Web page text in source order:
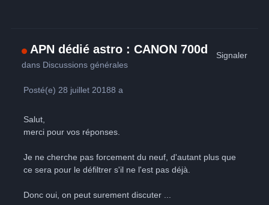
APN dédié astro : CANON 700d
dans Discussions générales
Signaler
Posté(e) 28 juillet 20188 a
Salut,
merci pour vos réponses.
Je ne cherche pas forcement du neuf, d'autant plus que
ce sera pour le défiltrer s'il ne l'est pas déjà.
Donc oui, on peut surement discuter ...